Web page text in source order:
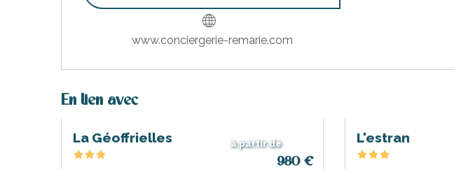
www.conciergerie-remarie.com
En lien avec
à partir de
980 €
La Géoffrielles L'estran